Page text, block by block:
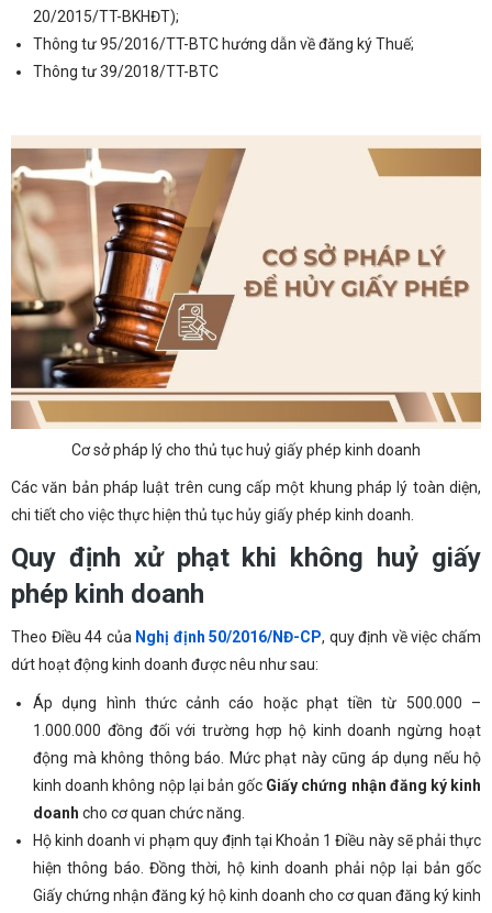
20/2015/TT-BKHĐT);
Thông tư 95/2016/TT-BTC hướng dẫn về đăng ký Thuế;
Thông tư 39/2018/TT-BTC
Cơ sở pháp lý cho thủ tục huỷ giấy phép kinh doanh
Các văn bản pháp luật trên cung cấp một khung pháp lý toàn diện,
chi tiết cho việc thực hiện thủ tục hủy giấy phép kinh doanh.
Quy định xử phạt khi không huỷ giấy
phép kinh doanh
Theo Điều 44 của Nghị định 50/2016/NĐ-CP, quy định về việc chấm
dứt hoạt động kinh doanh được nêu như sau:
Áp dụng hình thức cảnh cáo hoặc phạt tiền từ 500.000 –
1.000.000 đồng đối với trường hợp hộ kinh doanh ngừng hoạt
động mà không thông báo. Mức phạt này cũng áp dụng nếu hộ
kinh doanh không nộp lại bản gốc Giấy chứng nhận đăng ký kinh
doanh cho cơ quan chức năng.
Hộ kinh doanh vi phạm quy định tại Khoản 1 Điều này sẽ phải thực
hiện thông báo. Đồng thời, hộ kinh doanh phải nộp lại bản gốc
Giấy chứng nhận đăng ký hộ kinh doanh cho cơ quan đăng ký kinh